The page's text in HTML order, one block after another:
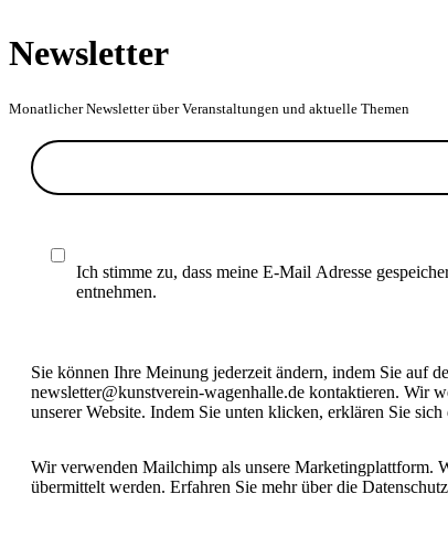
Newsletter
Monatlicher Newsletter über Veranstaltungen und aktuelle Themen
Ich stimme zu, dass meine E-Mail Adresse
entnehmen.
Sie können Ihre Meinung jederzeit ändern, indem Sie auf
newsletter@kunstverein-wagenhalle.de kontaktieren. Wir
unserer Website. Indem Sie unten klicken, erklären Sie
Wir verwenden Mailchimp als unsere Marketingplattform.
übermittelt werden. Erfahren Sie mehr über die